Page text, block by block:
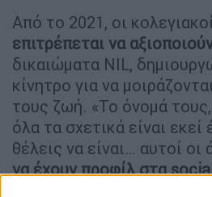
Από το 2021, οι
επιτρέπεται να
δικαιώματα NIL,
κίνητρο για να
τους ζωή. «Το όνομά
όλα τα σχετικά είναι
θέλεις να είναι… αυτοί οι
να έχουν προφίλ στα